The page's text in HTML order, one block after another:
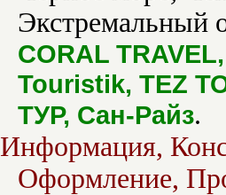
CORAL
Touristik, TEZ
ТУР, Сан-Райз.
Информация,
Оформление,